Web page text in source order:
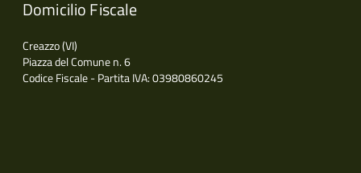
Domicilio Fiscale
Creazzo (VI)
Piazza del Comune n. 6
Codice Fiscale - Partita IVA: 03980860245